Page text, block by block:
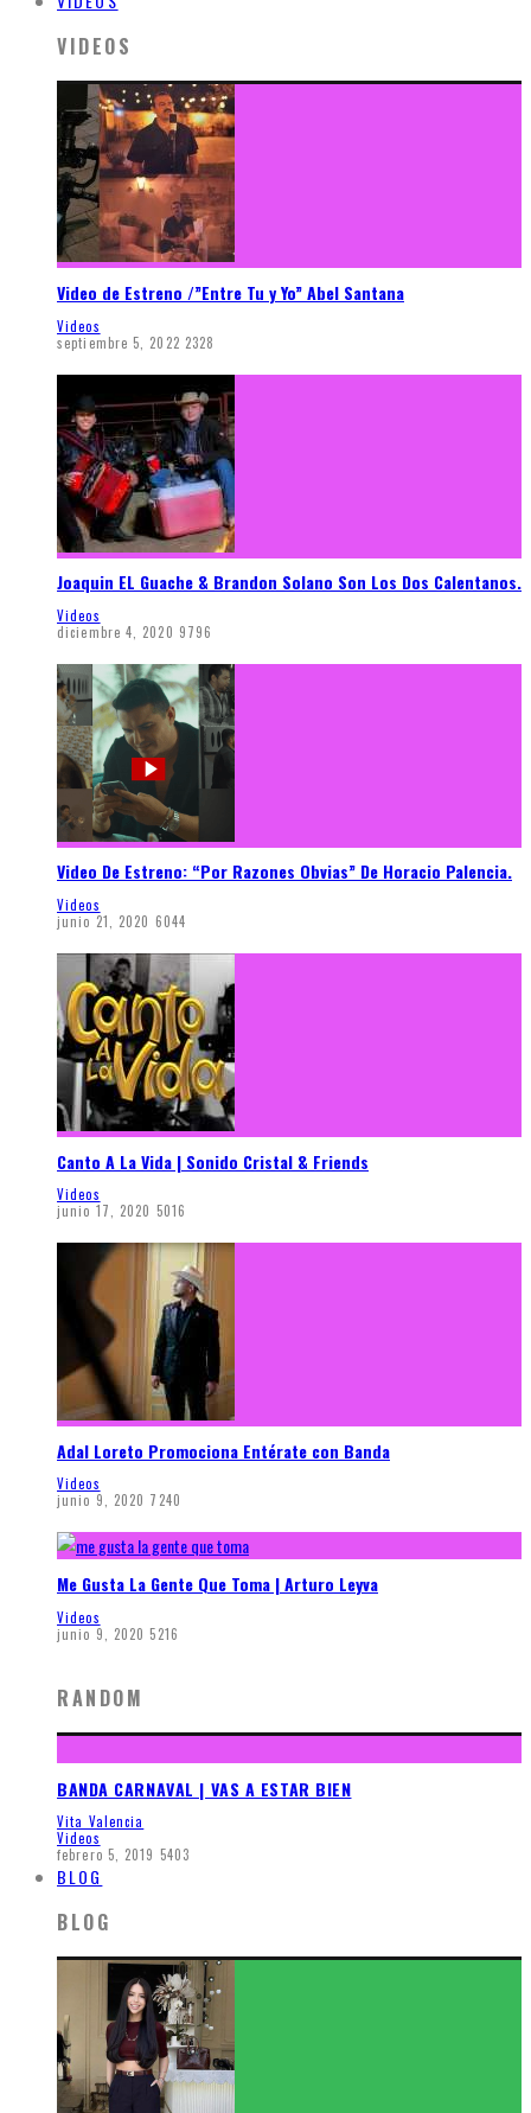
VIDEOS
Video de Estreno /”Entre Tu y Yo” Abel Santana
Videos
septiembre 5, 2022 2328
Joaquin EL Guache & Brandon Solano Son Los Dos Calentanos.
Videos
diciembre 4, 2020 9796
Video De Estreno: “Por Razones Obvias” De Horacio Palencia.
Videos
junio 21, 2020 6044
Canto A La Vida | Sonido Cristal & Friends
Videos
junio 17, 2020 5016
Adal Loreto Promociona Entérate con Banda
Videos
junio 9, 2020 7240
Me Gusta La Gente Que Toma | Arturo Leyva
Videos
junio 9, 2020 5216
RANDOM
BANDA CARNAVAL | VAS A ESTAR BIEN
Vita Valencia
Videos
febrero 5, 2019 5403
BLOG
BLOG